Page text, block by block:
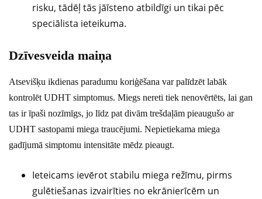
risku, tādēļ tās jāīsteno atbildīgi un tikai pēc
speciālista ieteikuma.
Dzīvesveida maiņa
Atsevišķu ikdienas paradumu koriģēšana var palīdzēt labāk
kontrolēt UDHT simptomus. Miegs nereti tiek nenovērtēts, lai gan
tas ir īpaši nozīmīgs, jo līdz pat divām trešdaļām pieaugušo ar
UDHT sastopami miega traucējumi. Nepietiekama miega
gadījumā simptomu intensitāte mēdz pieaugt.
Ieteicams ievērot stabilu miega režīmu, pirms
gulētiešanas izvairīties no ekrānierīcēm un